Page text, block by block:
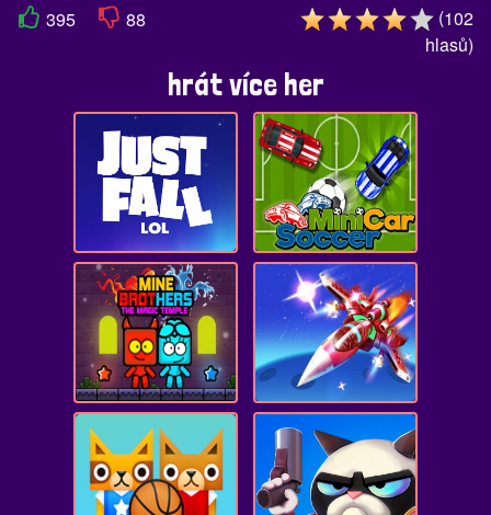
395 88 (102
hlasů)
hrát více her